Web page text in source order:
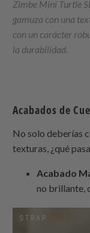
Zimbe Mini Turtle
gamuza con una
con un carácter
la durabilidad.
Acabados de
No solo deberías
texturas, ¿qué
Acabado
no brillante,